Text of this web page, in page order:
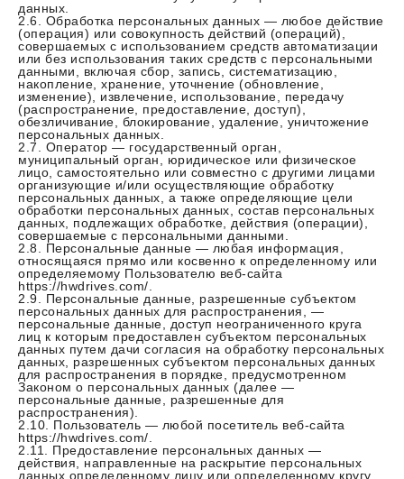
данных.
2.6. Обработка персональных данных — любое действие
(операция) или совокупность действий (операций),
совершаемых с использованием средств автоматизации
или без использования таких средств с персональными
данными, включая сбор, запись, систематизацию,
накопление, хранение, уточнение (обновление,
изменение), извлечение, использование, передачу
(распространение, предоставление, доступ),
обезличивание, блокирование, удаление, уничтожение
персональных данных.
2.7. Оператор — государственный орган,
муниципальный орган, юридическое или физическое
лицо, самостоятельно или совместно с другими лицами
организующие и/или осуществляющие обработку
персональных данных, а также определяющие цели
обработки персональных данных, состав персональных
данных, подлежащих обработке, действия (операции),
совершаемые с персональными данными.
2.8. Персональные данные — любая информация,
относящаяся прямо или косвенно к определенному или
определяемому Пользователю веб-сайта
https://hwdrives.com/.
2.9. Персональные данные, разрешенные субъектом
персональных данных для распространения, —
персональные данные, доступ неограниченного круга
лиц к которым предоставлен субъектом персональных
данных путем дачи согласия на обработку персональных
данных, разрешенных субъектом персональных данных
для распространения в порядке, предусмотренном
Законом о персональных данных (далее —
персональные данные, разрешенные для
распространения).
2.10. Пользователь — любой посетитель веб-сайта
https://hwdrives.com/.
2.11. Предоставление персональных данных —
действия, направленные на раскрытие персональных
данных определенному лицу или определенному кругу